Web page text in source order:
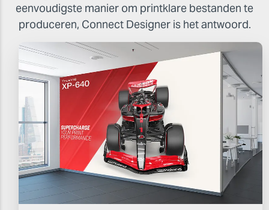
eenvoudigste manier om printklare bestanden te
produceren, Connect Designer is het antwoord.